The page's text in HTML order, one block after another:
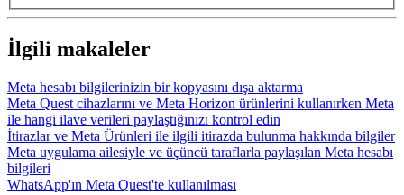
İlgili makaleler
Meta hesabı bilgilerinizin bir kopyasını dışa aktarma
Meta Quest cihazlarını ve Meta Horizon ürünlerini kullanırken Meta
ile hangi ilave verileri paylaştığınızı kontrol edin
İtirazlar ve Meta Ürünleri ile ilgili itirazda bulunma hakkında bilgiler
Meta uygulama ailesiyle ve üçüncü taraflarla paylaşılan Meta hesabı
bilgileri
WhatsApp'ın Meta Quest'te kullanılması